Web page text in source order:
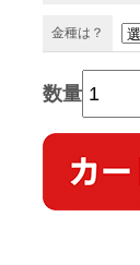
金種は？
数量